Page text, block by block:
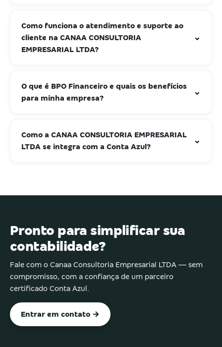
Como funciona o atendimento e suporte ao
cliente na CANAA CONSULTORIA
EMPRESARIAL LTDA?
⌄
O que é BPO Financeiro e quais os benefícios
para minha empresa?
⌄
Como a CANAA CONSULTORIA EMPRESARIAL
LTDA se integra com a Conta Azul?
⌄
Pronto para simplificar sua
contabilidade?
Fale com o Canaa Consultoria Empresarial LTDA — sem
compromisso, com a confiança de um parceiro
certificado Conta Azul.
Entrar em contato →